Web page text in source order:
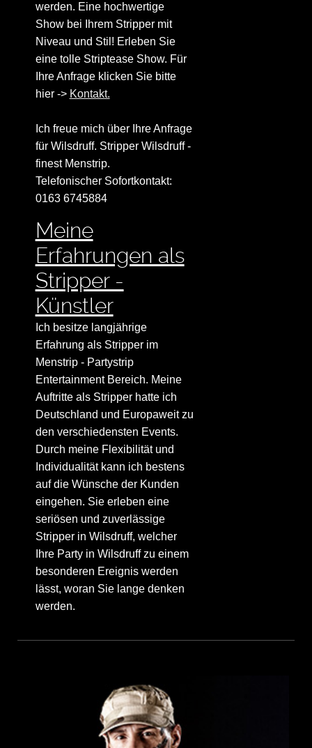
werden. Eine hochwertige
Show bei Ihrem Stripper mit
Niveau und Stil! Erleben Sie
eine tolle Striptease Show. Für
Ihre Anfrage klicken Sie bitte
hier -> Kontakt.
Ich freue mich über Ihre Anfrage
für Wilsdruff. Stripper Wilsdruff -
finest Menstrip.
Telefonischer Sofortkontakt:
0163 6745884
Meine
Erfahrungen als
Stripper -
Künstler
Ich besitze langjährige
Erfahrung als Stripper im
Menstrip - Partystrip
Entertainment Bereich. Meine
Auftritte als Stripper hatte ich
Deutschland und Europaweit zu
den verschiedensten Events.
Durch meine Flexibilität und
Individualität kann ich bestens
auf die Wünsche der Kunden
eingehen. Sie erleben eine
seriösen und zuverlässige
Stripper in Wilsdruff, welcher
Ihre Party in Wilsdruff zu einem
besonderen Ereignis werden
lässt, woran Sie lange denken
werden.